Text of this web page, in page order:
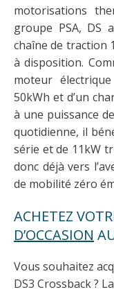
motorisations
groupe PSA, DS
chaîne de traction
à disposition.
moteur
50kWh et d’un
à une puissance
quotidienne, il
série et de 11kW
donc déjà vers
de mobilité zéro
ACHETEZ
D’OCCASION
Vous souhaitez
DS3 Crossback ?